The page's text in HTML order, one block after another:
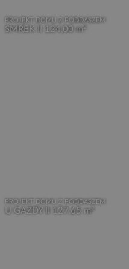
PROJEKT DOMU Z PODDASZEM
SMREK II 124,00 m 2
PROJEKT DOMU Z PODDASZEM
U GAZDY II 127,65 m 2